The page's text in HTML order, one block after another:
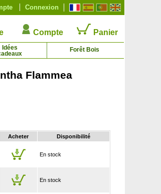
Connexion
Compte Panier
Idées
Forêt Bois
Flammea
Acheter Disponibilité
En stock
En stock